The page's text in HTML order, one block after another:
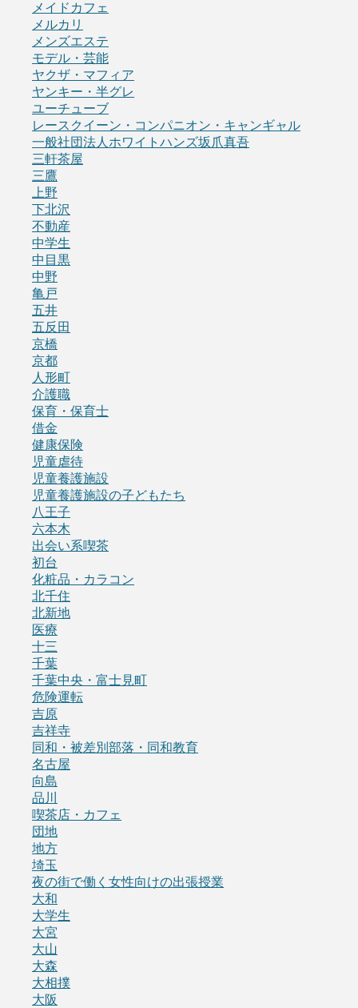
メイドカフェ
メルカリ
メンズエステ
モデル・芸能
ヤクザ・マフィア
ヤンキー・半グレ
ユーチューブ
レースクイーン・コンパニオン・キャンギャル
一般社団法人ホワイトハンズ坂爪真吾
三軒茶屋
三鷹
上野
下北沢
不動産
中学生
中目黒
中野
亀戸
五井
五反田
京橋
京都
人形町
介護職
保育・保育士
借金
健康保険
児童虐待
児童養護施設
児童養護施設の子どもたち
八王子
六本木
出会い系喫茶
初台
化粧品・カラコン
北千住
北新地
医療
十三
千葉
千葉中央・富士見町
危険運転
吉原
吉祥寺
同和・被差別部落・同和教育
名古屋
向島
品川
喫茶店・カフェ
団地
地方
埼玉
夜の街で働く女性向けの出張授業
大和
大学生
大宮
大山
大森
大相撲
大阪